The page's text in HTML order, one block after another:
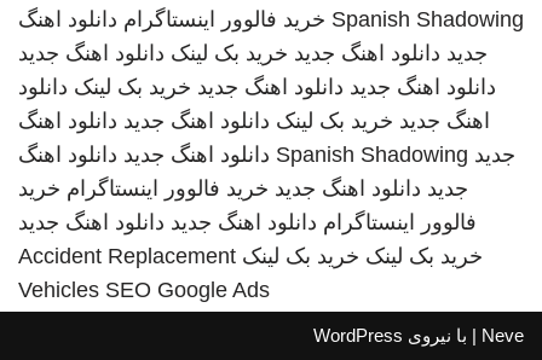
Spanish Shadowing خرید فالوور اینستاگرام دانلود اهنگ
جدید دانلود اهنگ جدید خرید بک لینک دانلود اهنگ جدید
دانلود اهنگ جدید دانلود اهنگ جدید خرید بک لینک دانلود
اهنگ جدید خرید بک لینک دانلود اهنگ جدید دانلود اهنگ
جدید Spanish Shadowing دانلود اهنگ جدید دانلود اهنگ
جدید دانلود اهنگ جدید خرید فالوور اینستاگرام خرید
فالوور اینستاگرام دانلود اهنگ جدید دانلود اهنگ جدید
خرید بک لینک خرید بک لینک Accident Replacement
Vehicles SEO Google Ads
Neve | با نیروی WordPress